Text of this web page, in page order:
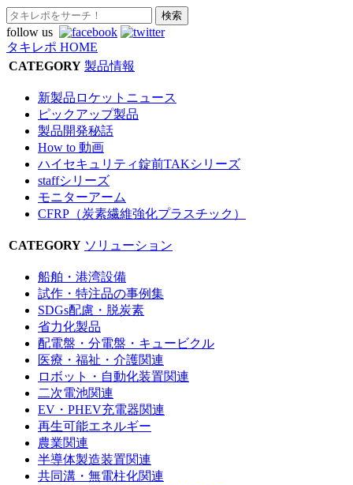
follow us
タキレポ HOME
CATEGORY 製品情報
新製品ロケットニュース
ピックアップ製品
製品開発秘話
How to 動画
ハイセキュリティ錠前TAKシリーズ
staffシリーズ
モニターアーム
CFRP（炭素繊維強化プラスチック）
CATEGORY ソリューション
船舶・港湾設備
試作・特注品の事例集
SDGs配慮・脱炭素
省力化製品
配電盤・分電盤・キュービクル
医療・福祉・介護関連
ロボット・自動化装置関連
二次電池関連
EV・PHEV充電器関連
再生可能エネルギー
農業関連
半導体製造装置関連
共同溝・無電柱化関連